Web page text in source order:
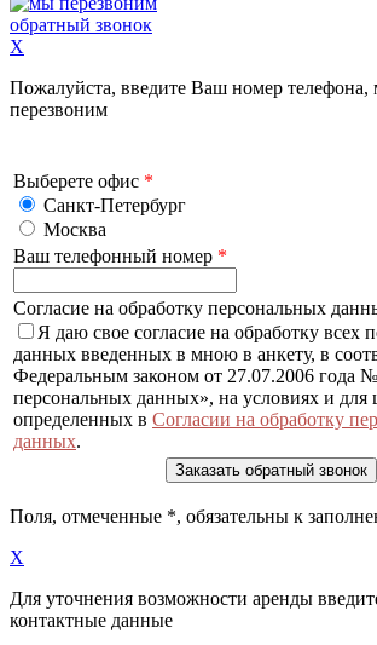
обратный звонок
X
Пожалуйста, введите Ваш номер
перезвоним
Выберете офис *
Санкт-Петербург
Москва
Ваш телефонный номер *
Согласие на обработку персональных
Я даю свое согласие на обработку всех
данных введенных в мною в анкету, в
Федеральным законом от 27.07.2006 года
персональных данных», на условиях и для
определенных в Согласии на обработку
данных.
Поля, отмеченные *, обязательны к
X
Для уточнения возможности аренды
контактные данные